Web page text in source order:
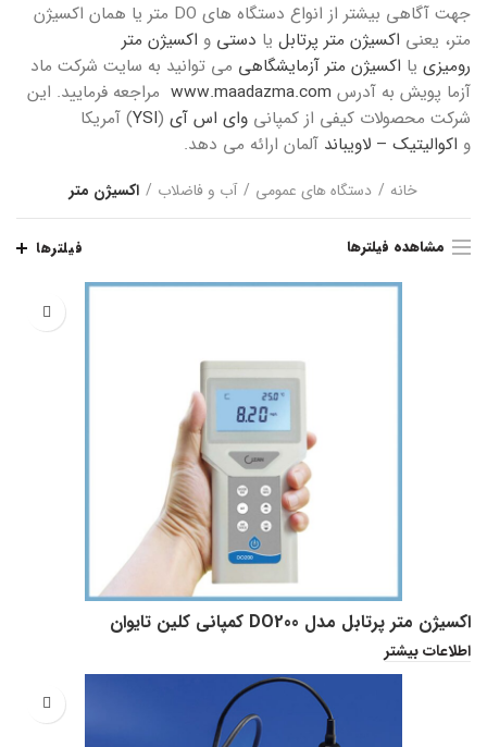
جهت آگاهی بیشتر از انواع دستگاه های DO متر یا همان اکسیژن
متر، یعنی اکسیژن متر پرتابل یا دستی و اکسیژن متر
رومیزی یا اکسیژن متر آزمایشگاهی می توانید به سایت شرکت ماد
آزما پویش به آدرس www.maadazma.com مراجعه فرمایید. این
شرکت محصولات کیفی از کمپانی وای اس آی (
YSI) آمریکا
و اکوالیتیک – لاویباند آلمان ارائه می دهد.
خانه دستگاه های عمومی آب و فاضلاب اکسیژن متر
مشاهده فیلترها فیلترها
اکسیژن متر پرتابل مدل DO200 کمپانی کلین تایوان
اطلاعات بیشتر